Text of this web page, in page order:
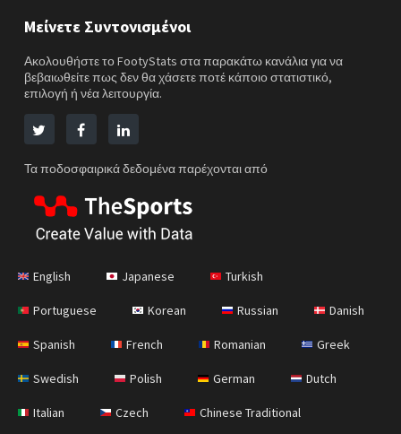
Μείνετε Συντονισμένοι
Ακολουθήστε το FootyStats στα παρακάτω κανάλια για να
βεβαιωθείτε πως δεν θα χάσετε ποτέ κάποιο στατιστικό,
επιλογή ή νέα λειτουργία.
Τα ποδοσφαιρικά δεδομένα παρέχονται από
English Japanese Turkish
Portuguese Korean Russian Danish
Spanish French Romanian Greek
Swedish Polish German Dutch
Italian Czech Chinese Traditional